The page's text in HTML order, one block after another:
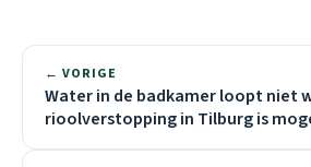
← VORIGE
Water in de badkamer loopt niet
rioolverstopping in Tilburg is